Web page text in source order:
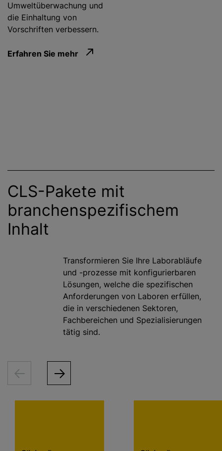
Umweltüberwachung und
die Einhaltung von
Vorschriften verbessern.
Erfahren Sie mehr
CLS-Pakete mit
branchenspezifischem
Inhalt
Transformieren Sie Ihre Laborabläufe
und -prozesse mit konfigurierbaren
Lösungen, welche die spezifischen
Anforderungen von Laboren erfüllen,
die in verschiedenen Sektoren,
Fachbereichen und Spezialisierungen
tätig sind.